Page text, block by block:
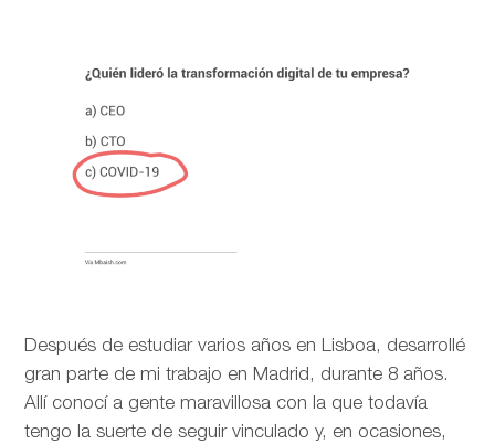
Después de estudiar varios años en Lisboa, desarrollé
gran parte de mi trabajo en Madrid, durante 8 años.
Allí conocí a gente maravillosa con la que todavía
tengo la suerte de seguir vinculado y, en ocasiones,